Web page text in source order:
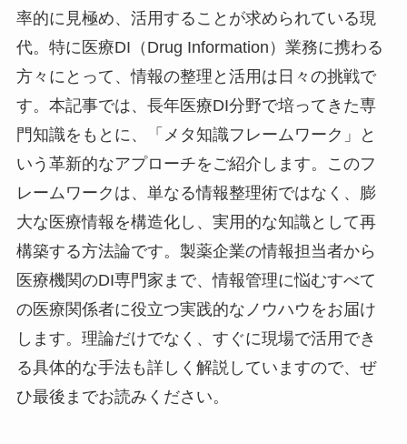
率的に見極め、活用することが求められている現
代。特に医療DI（Drug Information）業務に携わる
方々にとって、情報の整理と活用は日々の挑戦で
す。本記事では、長年医療DI分野で培ってきた専
門知識をもとに、「メタ知識フレームワーク」と
いう革新的なアプローチをご紹介します。このフ
レームワークは、単なる情報整理術ではなく、膨
大な医療情報を構造化し、実用的な知識として再
構築する方法論です。製薬企業の情報担当者から
医療機関のDI専門家まで、情報管理に悩むすべて
の医療関係者に役立つ実践的なノウハウをお届け
します。理論だけでなく、すぐに現場で活用でき
る具体的な手法も詳しく解説していますので、ぜ
ひ最後までお読みください。